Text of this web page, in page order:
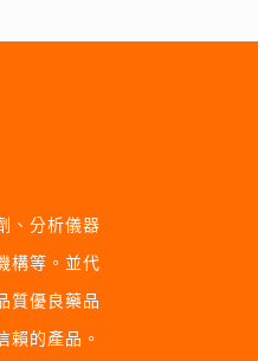
、分析儀器
構等。並代
質優良藥品
賴的產品。